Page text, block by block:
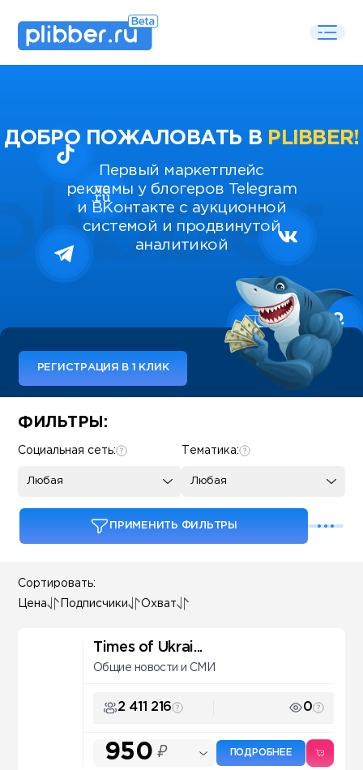
ДОБРО ПОЖАЛОВАТЬ В PLIBBER!
Первый маркетплейс
рекламы у блогеров Telegram
и ВКонтакте с аукционной
системой и продвинутой
аналитикой
РЕГИСТРАЦИЯ В 1 КЛИК
Some SEO Title
ФИЛЬТРЫ:
Тематика:
Любая
Социальная сеть:
Любая
ПРИМЕНИТЬ ФИЛЬТРЫ
Сортировать:
Цена Подписчики Охват
Times of Ukrai...
Общие новости и СМИ
2 411 216 0
950 ₽ ПОДРОБНЕЕ